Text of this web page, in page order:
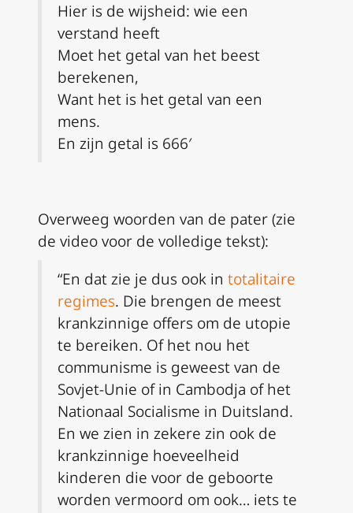
Hier is de wijsheid: wie een
verstand heeft
Moet het getal van het beest
berekenen,
Want het is het getal van een
mens.
En zijn getal is 666′
Overweeg woorden van de pater (zie
de video voor de volledige tekst):
“En dat zie je dus ook in totalitaire
regimes. Die brengen de meest
krankzinnige offers om de utopie
te bereiken. Of het nou het
communisme is geweest van de
Sovjet-Unie of in Cambodja of het
Nationaal Socialisme in Duitsland.
En we zien in zekere zin ook de
krankzinnige hoeveelheid
kinderen die voor de geboorte
worden vermoord om ook… iets te